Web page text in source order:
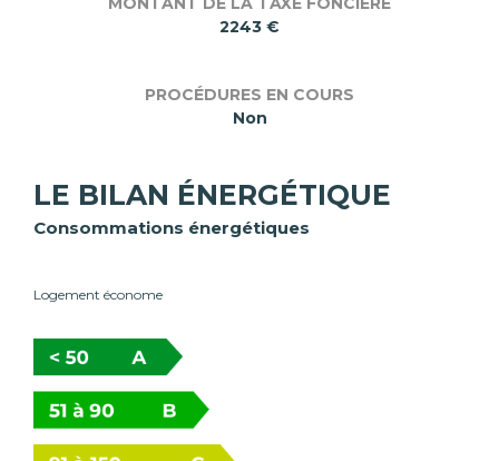
2243 €
PROCÉDURES EN COURS
Non
LE BILAN ÉNERGÉTIQUE
Consommations énergétiques
Logement économe